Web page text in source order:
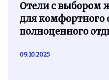
Отели с выбором
для комфортного
полноценного
09.10.2025